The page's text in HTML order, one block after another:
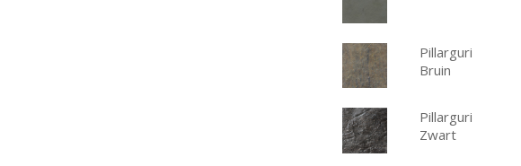
Pillarguri
Bruin
Pillarguri
Zwart